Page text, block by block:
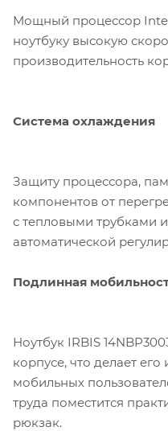
Мощный процессор
ноутбуку высокую
производительность
Система охлаждения
Защиту процессора,
компонентов от
с тепловыми трубками
автоматической
Подлинная
Ноутбук IRBIS
корпусе, что делает
мобильных
труда поместится
рюкзак.